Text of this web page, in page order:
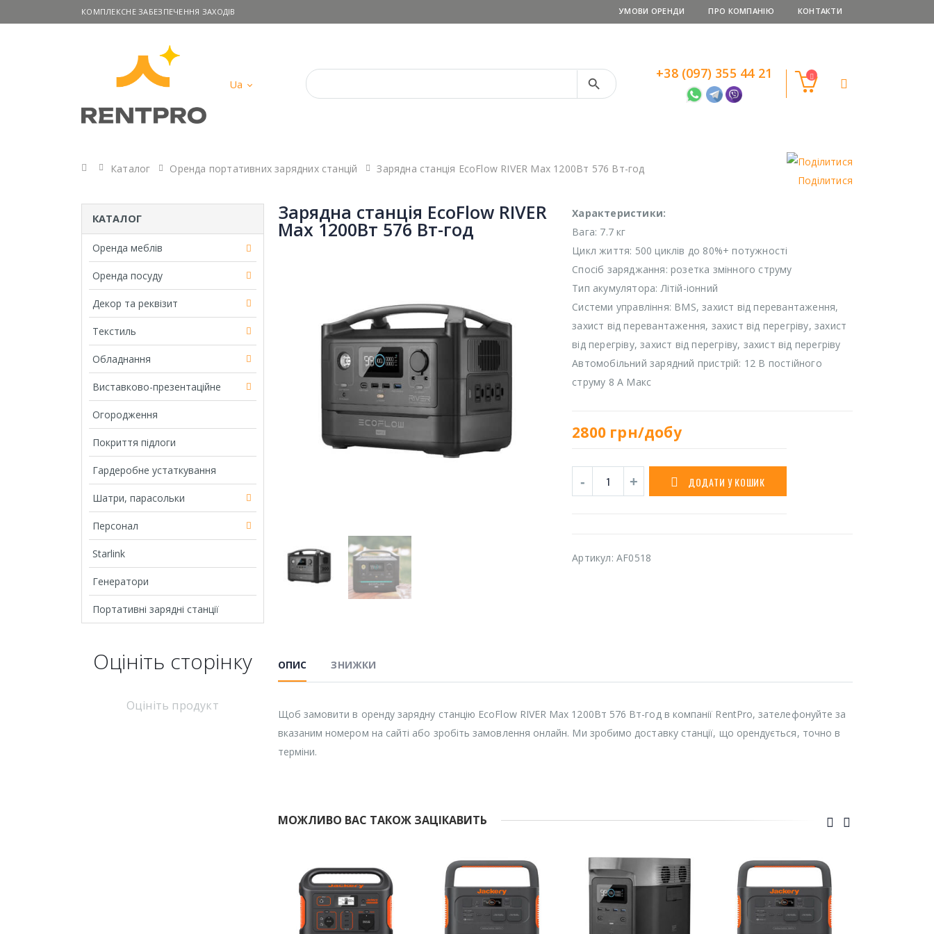
КОМПЛЕКСНЕ ЗАБЕЗПЕЧЕННЯ ЗАХОДІВ УМОВИ ОРЕНДИ ПРО КОМПАНІЮ КОНТАКТИ
Ua
Search Button +38 (097) 355 44 21
Головна
Каталог Оренда портативних зарядних станцій
Зарядна станція EcoFlow RIVER Max 1200Вт 576 Вт-год
Поділитися
Зарядна станція EcoFlow RIVER
Max 1200Вт 576 Вт-год
Характеристики:
Вага: 7.7 кг
Цикл життя: 500 циклів до 80%+ потужності
Спосіб заряджання: розетка змінного струму
Тип акумулятора: Літій-іонний
Системи управління: BMS, захист від перевантаження,
захист від перевантаження, захист від перегріву, захист
від перегріву, захист від перегріву, захист від перегріву
Автомобільний зарядний пристрій: 12 В постійного
струму 8 А Макс
2800 грн/добу
ДОДАТИ У КОШИК
Артикул:AF0518
ОПИС ЗНИЖКИ
Щоб замовити в оренду зарядну станцію EcoFlow RIVER Max 1200Вт 576 Вт-год в компанії RentPro, зателефонуйте за
вказаним номером на сайті або зробіть замовлення онлайн. Ми зробимо доставку станції, що орендується, точно в
терміни.
МОЖЛИВО ВАС ТАКОЖ ЗАЦІКАВИТЬ
КАТАЛОГ
Оренда меблів
Оренда посуду
Декор та реквізит
Текстиль
Обладнання
Виставково-презентаційне
Огородження
Покриття підлоги
Гардеробне устаткування
Шатри, парасольки
Персонал
Starlink
Генератори
Портативні зарядні станції
Оцініть cторінку
Оцініть продукт